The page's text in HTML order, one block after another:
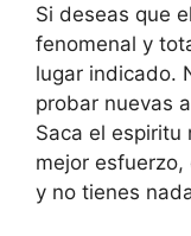
Si deseas que
fenomenal y
lugar indicado.
probar nuevas
Saca el
mejor
y no tienes